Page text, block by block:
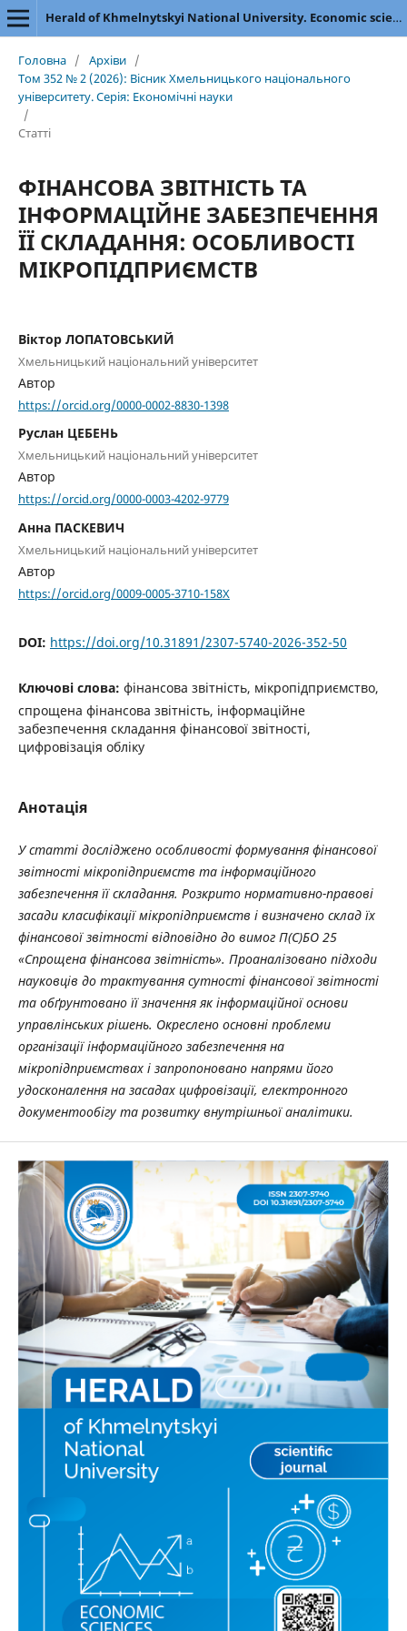
Herald of Khmelnytskyi National University. Economic sciences
Головна / Архіви /
Том 352 № 2 (2026): Вісник Хмельницького національного
університету. Серія: Економічні науки
/
Статті
ФІНАНСОВА ЗВІТНІСТЬ ТА
ІНФОРМАЦІЙНЕ ЗАБЕЗПЕЧЕННЯ
ЇЇ СКЛАДАННЯ: ОСОБЛИВОСТІ
МІКРОПІДПРИЄМСТВ
Віктор ЛОПАТОВСЬКИЙ
Хмельницький національний університет
Автор
https://orcid.org/0000-0002-8830-1398
Руслан ЦЕБЕНЬ
Хмельницький національний університет
Автор
https://orcid.org/0000-0003-4202-9779
Анна ПАСКЕВИЧ
Хмельницький національний університет
Автор
https://orcid.org/0009-0005-3710-158X
DOI: https://doi.org/10.31891/2307-5740-2026-352-50
Ключові слова: фінансова звітність, мікропідприємство,
спрощена фінансова звітність, інформаційне
забезпечення складання фінансової звітності,
цифровізація обліку
Анотація
У статті досліджено особливості формування фінансової
звітності мікропідприємств та інформаційного
забезпечення її складання. Розкрито нормативно-правові
засади класифікації мікропідприємств і визначено склад їх
фінансової звітності відповідно до вимог П(С)БО 25
«Спрощена фінансова звітність». Проаналізовано підходи
науковців до трактування сутності фінансової звітності
та обґрунтовано її значення як інформаційної основи
управлінських рішень. Окреслено основні проблеми
організації інформаційного забезпечення на
мікропідприємствах і запропоновано напрями його
удосконалення на засадах цифровізації, електронного
документообігу та розвитку внутрішньої аналітики.